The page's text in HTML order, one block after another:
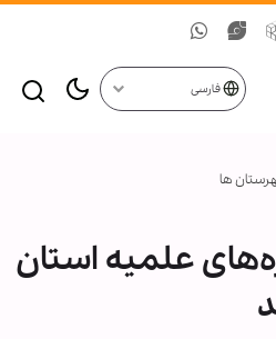
فارسی
ها
علمیه استان